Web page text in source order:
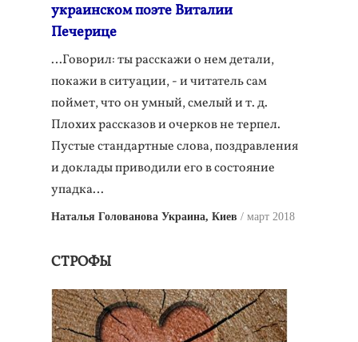
украинском поэте Виталии
Печерице
…Говорил: ты расскажи о нем детали,
покажи в ситуации, - и читатель сам
поймет, что он умный, смелый и т. д.
Плохих рассказов и очерков не терпел.
Пустые стандартные слова, поздравления
и доклады приводили его в состояние
упадка…
Наталья Голованова Украина, Киев март 2018
СТРОФЫ